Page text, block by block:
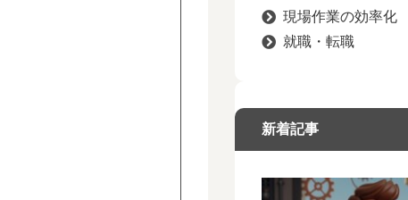
現場作業の効率化
就職・転職
新着記事